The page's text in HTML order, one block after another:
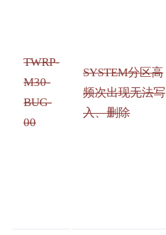
TWRP-
M30-
BUG-
00
SYSTEM分区高
频次出现无法写
入、删除